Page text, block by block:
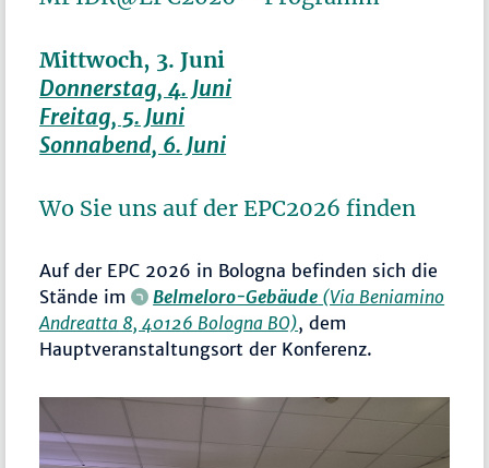
Mittwoch, 3. Juni
Donnerstag, 4. Juni
Freitag, 5. Juni
Sonnabend, 6. Juni
Wo Sie uns auf der EPC2026 finden
Auf der EPC 2026 in Bologna befinden sich die
Stände im
Belmeloro-Gebäude (Via Beniamino
Andreatta 8, 40126 Bologna BO), dem
Hauptveranstaltungsort der Konferenz.